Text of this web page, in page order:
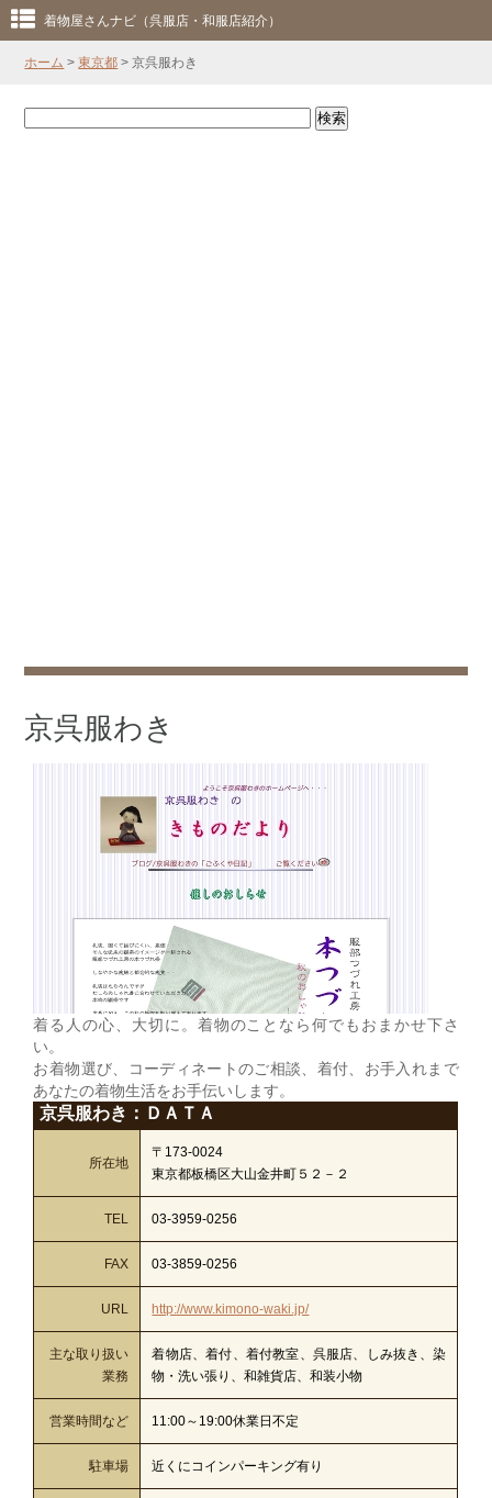
着物屋さんナビ（呉服店・和服店紹介）
ホーム >東京都 > 京呉服わき
京呉服わき
着る人の心、大切に。着物のことなら何でもおまかせ下さ
い。
お着物選び、コーディネートのご相談、着付、お手入れまで
あなたの着物生活をお手伝いします。
京呉服わき：ＤＡＴＡ
所在地
〒173-0024
東京都板橋区大山金井町５２－２
TEL 03-3959-0256
FAX 03-3859-0256
URL http://www.kimono-waki.jp/
主な取り扱い
業務
着物店、着付、着付教室、呉服店、しみ抜き、染
物・洗い張り、和雑貨店、和装小物
営業時間など 11:00～19:00休業日不定
駐車場 近くにコインパーキング有り